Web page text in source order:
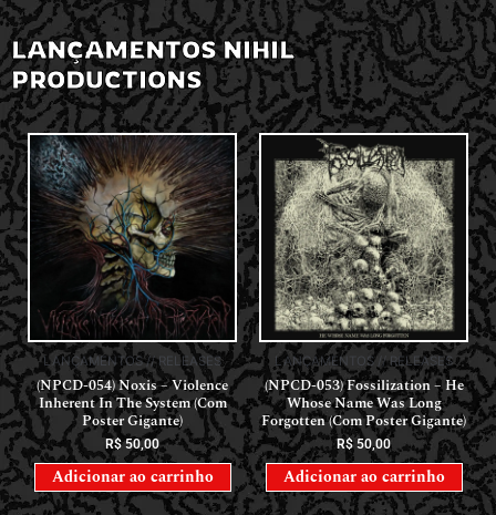
LANÇAMENTOS NIHIL
PRODUCTIONS
LANÇAMENTOS // RELEASES
(NPCD-054) Noxis – Violence
Inherent In The System (Com
Poster Gigante)
R$50,00
Adicionar ao carrinho
LANÇAMENTOS // RELEASES
(NPCD-053) Fossilization – He
Whose Name Was Long
Forgotten (Com Poster Gigante)
R$ 50,00
Adicionar ao carrinho